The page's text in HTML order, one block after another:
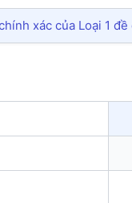
xác của Loại 1